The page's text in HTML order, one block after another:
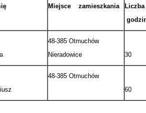
Miejsce zamieszkania
Liczba
48-385 Otmuchów
Nieradowice
30
48-385 Otmuchów
60